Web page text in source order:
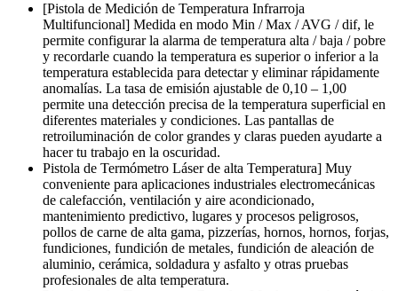
[Pistola de Medición de Temperatura Infrarroja
Multifuncional] Medida en modo Min / Max / AVG / dif, le
permite configurar la alarma de temperatura alta / baja / pobre
y recordarle cuando la temperatura es superior o inferior a la
temperatura establecida para detectar y eliminar rápidamente
anomalías. La tasa de emisión ajustable de 0,10 – 1,00
permite una detección precisa de la temperatura superficial en
diferentes materiales y condiciones. Las pantallas de
retroiluminación de color grandes y claras pueden ayudarte a
hacer tu trabajo en la oscuridad.
Pistola de Termómetro Láser de alta Temperatura] Muy
conveniente para aplicaciones industriales electromecánicas
de calefacción, ventilación y aire acondicionado,
mantenimiento predictivo, lugares y procesos peligrosos,
pollos de carne de alta gama, pizzerías, hornos, hornos, forjas,
fundiciones, fundición de metales, fundición de aleación de
aluminio, cerámica, soldadura y asfalto y otras pruebas
profesionales de alta temperatura.